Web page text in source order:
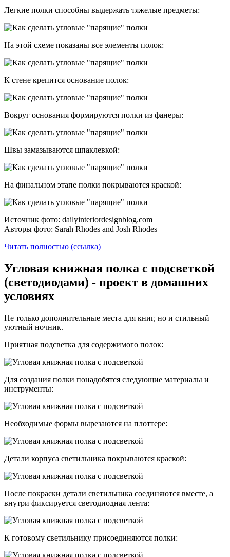
Легкие полки способны выдержать тяжелые предметы:
На этой схеме показаны все элементы полок:
К стене крепится основание полок:
Вокруг основания формируются полки из фанеры:
Швы замазываются шпаклевкой:
На финальном этапе полки покрываются краской:
Источник фото: dailyinteriordesignblog.com
Авторы фото: Sarah Rhodes and Josh Rhodes
Читать полностью (ссылка)
Угловая книжная полка с подсветкой
(светодиодами) - проект в домашних
условиях
Не только дополнительные места для книг, но и стильный
уютный ночник.
Приятная подсветка для содержимого полок:
Для создания полки понадобятся следующие материалы и
инструменты:
Необходимые формы вырезаются на плоттере:
Детали корпуса светильника покрываются краской:
После покраски детали светильника соединяются вместе, а
внутри фиксируется светодиодная лента:
К готовому светильнику присоединяются полки: